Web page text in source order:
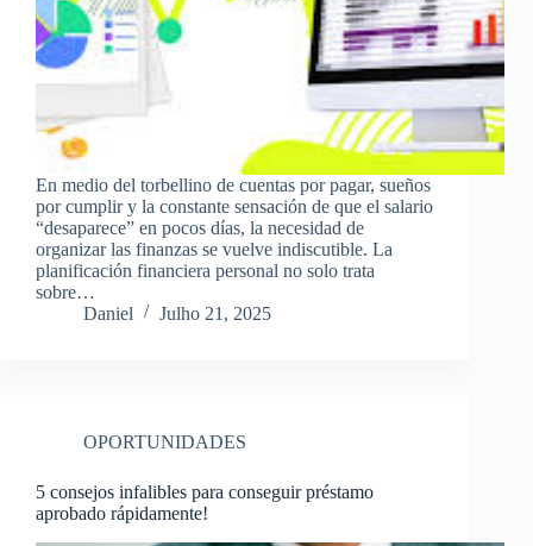
En medio del torbellino de cuentas por pagar, sueños
por cumplir y la constante sensación de que el salario
“desaparece” en pocos días, la necesidad de
organizar las finanzas se vuelve indiscutible. La
planificación financiera personal no solo trata
sobre…
Daniel
Julho 21, 2025
OPORTUNIDADES
5 consejos infalibles para conseguir préstamo
aprobado rápidamente!